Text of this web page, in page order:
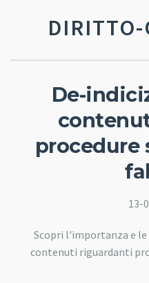
De-
procedure
13-
Scopri l'importanza e
contenuti riguardanti